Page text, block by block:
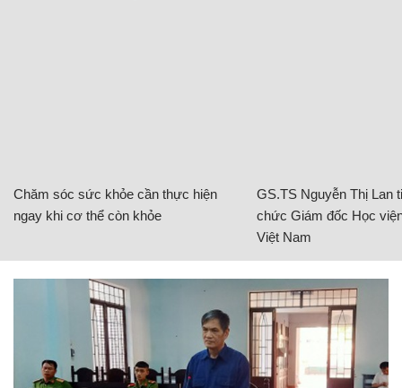
Chăm sóc sức khỏe cần thực hiện
ngay khi cơ thể còn khỏe
GS.TS Nguyễn Thị Lan
chức Giám đốc Học
Việt Nam